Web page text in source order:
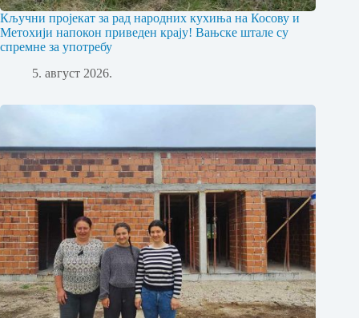
Кључни пројекат за рад народних кухиња на Косову и
Метохији напокон приведен крају! Вањске штале су
спремне за употребу
5. август 2026.